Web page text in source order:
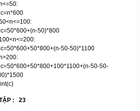
50)*800
50-50)*1100
50-50-
: 23